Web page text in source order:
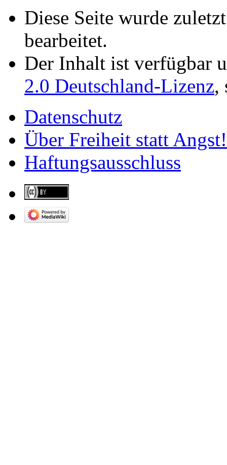
Diese Seite wurde
bearbeitet.
Der Inhalt ist verfügbar
2.0 Deutschland-Lizenz,
Datenschutz
Über Freiheit statt Angst!
Haftungsausschluss